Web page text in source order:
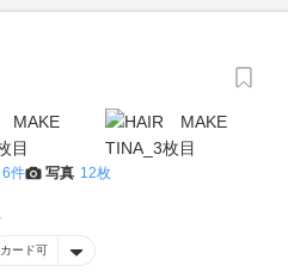
6件 写真 12枚
カード可